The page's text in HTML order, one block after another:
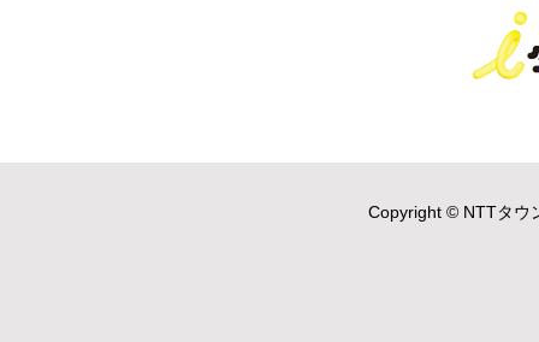
Copyright © NTTタウ